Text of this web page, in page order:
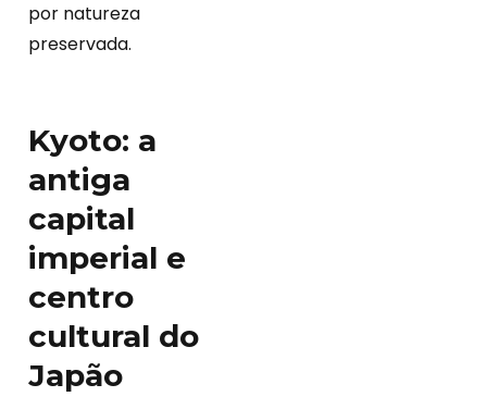
por natureza
preservada.
Kyoto: a
antiga
capital
imperial e
centro
cultural do
Japão